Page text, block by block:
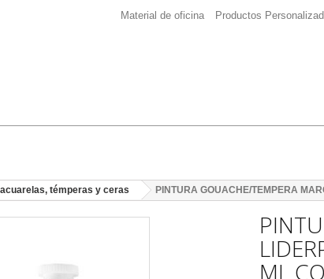
Material de oficina Productos
témperas y ceras PINTURA GOUACHE/TEMPERA
ML